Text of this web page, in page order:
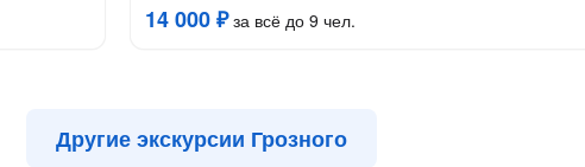
14 000 ₽за всё до 9 чел.
Другие экскурсии Грозного